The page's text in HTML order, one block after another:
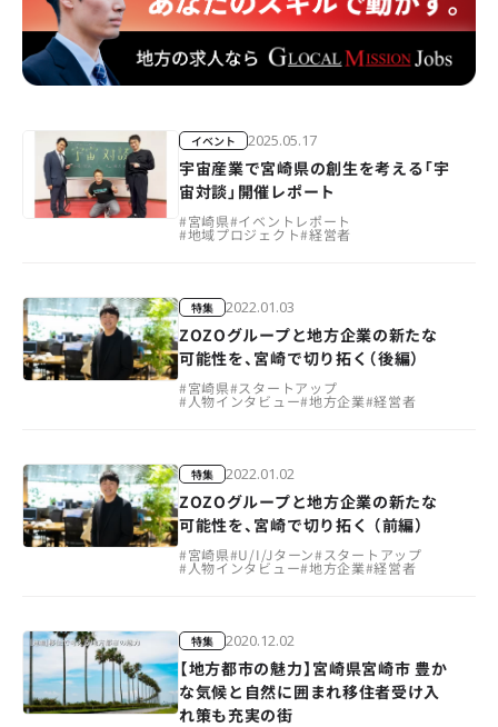
イベント 2025.05.17
宇宙産業で宮崎県の創生を考える「宇
宙対談」開催レポート
#宮崎県#イベントレポート
#地域プロジェクト#経営者
特集 2022.01.03
ZOZOグループと地方企業の新たな
可能性を、宮崎で切り拓く（後編）
#宮崎県#スタートアップ
# 人物インタビュー#地方企業#経営者
特集 2022.01.02
ZOZOグループと地方企業の新たな
可能性を、宮崎で切り拓く （前編）
#宮崎県#U/I/Jターン# スタートアップ
# 人物インタビュー#地方企業#経営者
特集 2020.12.02
【地方都市の魅力】宮崎県宮崎市 豊か
な気候と自然に囲まれ移住者受け入
れ策も充実の街